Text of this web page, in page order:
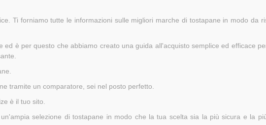
Ti forniamo tutte le informazioni sulle migliori marche di tostapane in modo da
è per questo che abbiamo creato una guida all'acquisto semplice ed efficace
tramite un comparatore, sei nel posto perfetto.
è il tuo sito.
selezione di tostapane in modo che la tua scelta sia la più sicura e la